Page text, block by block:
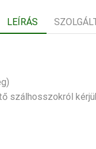
LEÍRÁS
szálhosszokról